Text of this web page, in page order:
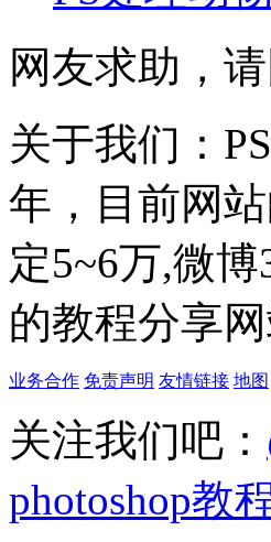
网友求助，请
关于我们：
年，目前网
定5~6万,微
的教程分享网
业务合作 免责声明 友情链接 地图
关注我们吧：
photoshop教